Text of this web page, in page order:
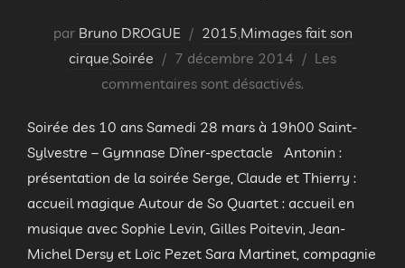
par Bruno DROGUE 2015 Mimages fait son
cirque Soirée
Publié
le
7 décembre 2014
Les
commentaires sont désactivés.
Soirée des 10 ans Samedi 28 mars à 19h00 Saint-
Sylvestre – Gymnase Dîner-spectacle Antonin :
présentation de la soirée Serge, Claude et Thierry :
accueil magique Autour de So Quartet : accueil en
musique avec Sophie Levin, Gilles Poitevin, Jean-
Michel Dersy et Loïc Pezet Sara Martinet, compagnie